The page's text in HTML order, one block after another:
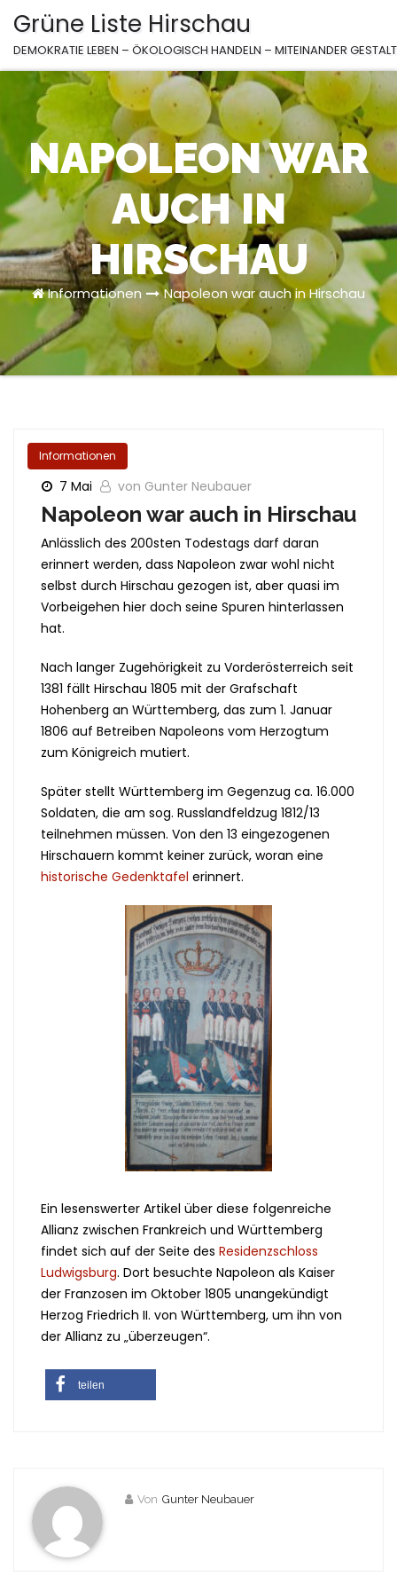
Inhalt
springen
Grüne Liste Hirschau
DEMOKRATIE LEBEN – ÖKOLOGISCH HANDELN – MITEINANDER
NAPOLEON WAR
AUCH IN
HIRSCHAU
Informationen Napoleon war auch in Hirschau
Informationen
7 Mai von Gunter Neubauer
Napoleon war auch in Hirschau
Anlässlich des 200sten Todestags darf daran
erinnert werden, dass Napoleon zwar wohl nicht
selbst durch Hirschau gezogen ist, aber quasi im
Vorbeigehen hier doch seine Spuren hinterlassen
hat.
Nach langer Zugehörigkeit zu Vorderösterreich seit
1381 fällt Hirschau 1805 mit der Grafschaft
Hohenberg an Württemberg, das zum 1. Januar
1806 auf Betreiben Napoleons vom Herzogtum
zum Königreich mutiert.
Später stellt Württemberg im Gegenzug ca. 16.000
Soldaten, die am sog. Russlandfeldzug 1812/13
teilnehmen müssen. Von den 13 eingezogenen
Hirschauern kommt keiner zurück, woran eine
historische Gedenktafel erinnert.
Ein lesenswerter Artikel über diese folgenreiche
Allianz zwischen Frankreich und Württemberg
findet sich auf der Seite des Residenzschloss
Ludwigsburg. Dort besuchte Napoleon als Kaiser
der Franzosen im Oktober 1805 unangekündigt
Herzog Friedrich II. von Württemberg, um ihn von
der Allianz zu „überzeugen“.
teilen
Von Gunter Neubauer